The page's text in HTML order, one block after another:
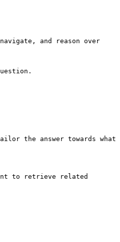
and reason over
the answer towards what
to retrieve related